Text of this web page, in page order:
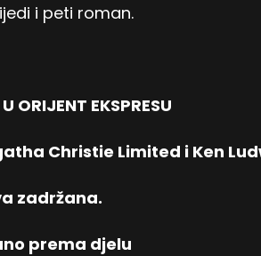
i peti roman.
ORIJENT EKSPRESU
Christie Limited i Ken
zadržana.
prema djelu